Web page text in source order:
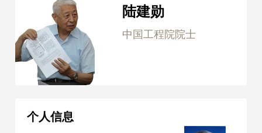
陆建勋
中国工程院院士
个人信息